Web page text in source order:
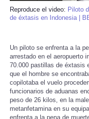
Reproduce el video: Piloto
de éxtasis en Indonesia |
Un piloto se enfrenta a la
arrestado en el aeropuerto
70.000 pastillas de éxtasis
que el hombre se
copilotaba el vuelo
funcionarios de aduanas
peso de 26 kilos, en la
metanfetamina en su
enfrenta a la pena de